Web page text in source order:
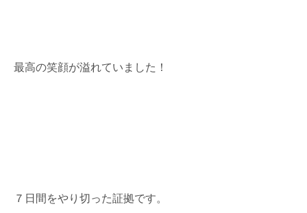
最高の笑顔が溢れていました！
７日間をやり切った証拠です。